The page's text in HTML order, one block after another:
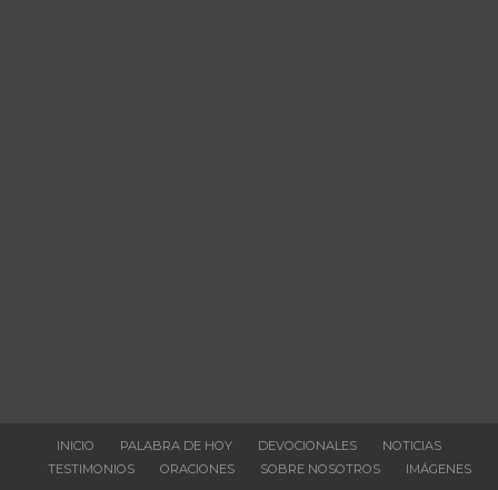
INICIO PALABRA DE HOY DEVOCIONALES
NOTICIAS
TESTIMONIOS
ORACIONES SOBRE NOSOTROS IMÁGENES